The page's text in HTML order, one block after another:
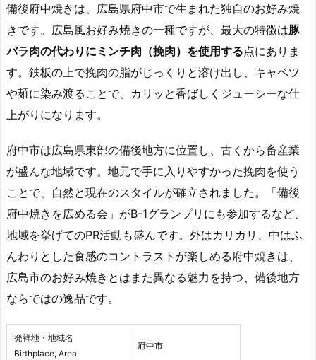
備後府中焼きは、広島県府中市で生まれた独自のお好み焼
きです。広島風お好み焼きの一種ですが、最大の特徴は豚
バラ肉の代わりにミンチ肉（挽肉）を使用する点にありま
す。鉄板の上で挽肉の脂がじっくりと溶け出し、キャベツ
や麺に染み渡ることで、カリッと香ばしくジューシーな仕
上がりになります。
府中市は広島県東部の備後地方に位置し、古くから畜産業
が盛んな地域です。地元で手に入りやすかった挽肉を使う
ことで、自然と現在のスタイルが確立されました。「備後
府中焼きを広める会」がB-1グランプリにも参加するなど、
地域を挙げてのPR活動も盛んです。外はカリカリ、中はふ
んわりとした食感のコントラストが楽しめる府中焼きは、
広島市のお好み焼きとはまた異なる魅力を持つ、備後地方
ならではの逸品です。
発祥地・地域名
Birthplace, Area
府中市